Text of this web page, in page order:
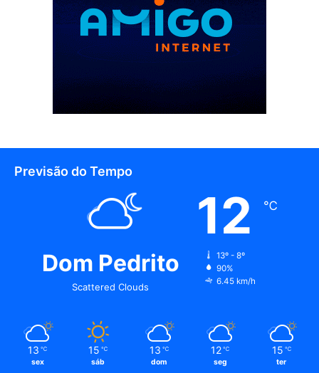
Previsão do Tempo
Dom Pedrito
Scattered Clouds
12 ℃
13º - 8º
90%
6.45 km/h
13 ℃
sex
15 ℃
sáb
13 ℃
dom
12 ℃
seg
15 ℃
ter